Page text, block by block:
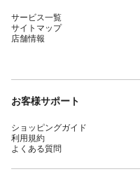
サービス一覧
サイトマップ
店舗情報
お客様サポート
ショッピングガイド
利用規約
よくある質問